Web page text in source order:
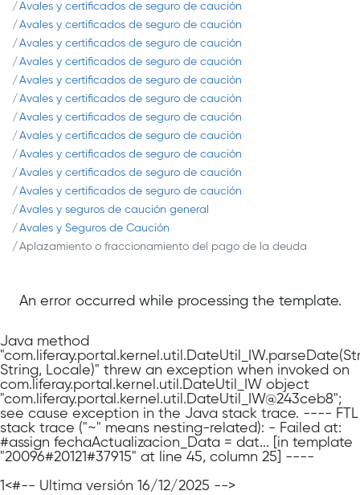
Avales y certificados de seguro de caución
Avales y certificados de seguro de caución
Avales y certificados de seguro de caución
Avales y certificados de seguro de caución
Avales y certificados de seguro de caución
Avales y certificados de seguro de caución
Avales y certificados de seguro de caución
Avales y certificados de seguro de caución
Avales y certificados de seguro de caución
Avales y certificados de seguro de caución
Avales y certificados de seguro de caución
Avales y seguros de caución general
Avales y Seguros de Caución
Aplazamiento o fraccionamiento del pago de la deuda
An error occurred while processing the template.
Java method
String, Locale)" threw an exception when invoked on
com.liferay.portal.kernel.util.DateUtil_IW object
"com.liferay.portal.kernel.util.DateUtil_IW@243ceb8";
see cause exception in the Java stack trace. ---- FTL
stack trace ("~" means nesting-related): - Failed at:
#assign fechaActualizacion_Data = dat... [in template
"20096#20121#37915" at line 45, column 25] ----
1<#-- Última versión 16/12/2025 -->